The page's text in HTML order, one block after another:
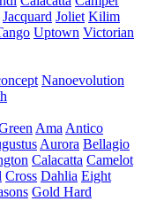
Jacquard Joliet Kilim
Uptown Victorian
Nanoevolution
Ama Antico
Aurora Bellagio
Calacatta Camelot
Cross Dahlia Eight
Gold Hard